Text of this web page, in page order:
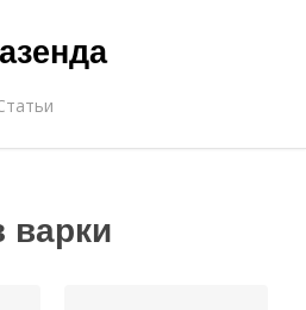
варки